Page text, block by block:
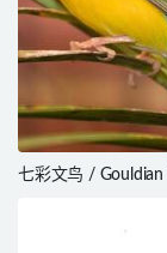
七彩文鸟 /